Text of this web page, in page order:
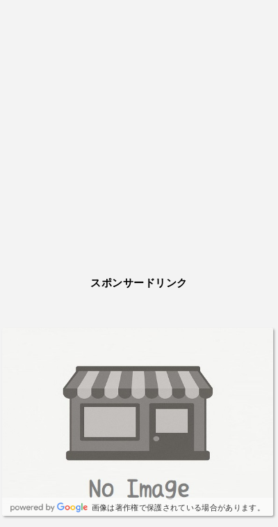
スポンサードリンク
画像は著作権で保護されている場合があります。